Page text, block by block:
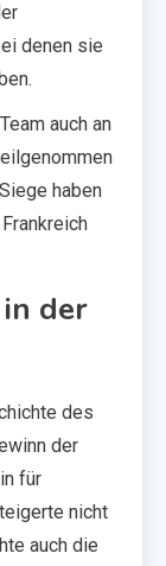
denen sie
auch an
haben
der
des
der
für
nicht
auch die